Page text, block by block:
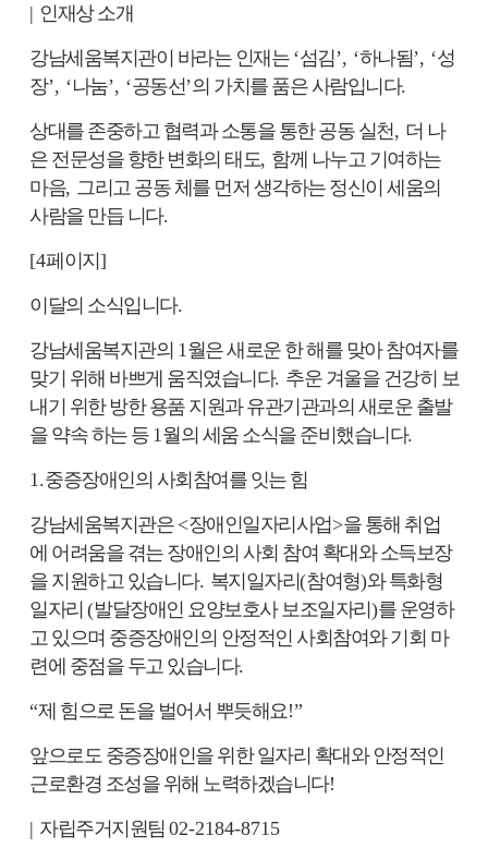
| 인재상 소개
강남세움복지관이 바라는 인재는 ‘섬김’, ‘하나됨’, ‘성
장’, ‘나눔’, ‘공동선’의 가치를 품은 사람입니다.
상대를 존중하고 협력과 소통을 통한 공동 실천, 더 나
은 전문성을 향한 변화의 태도, 함께 나누고 기여하는
마음, 그리고 공동 체를 먼저 생각하는 정신이 세움의
사람을 만듭 니다.
[4페이지]
이달의 소식입니다.
강남세움복지관의 1 월은 새로운 한 해를 맞아 참여자를
맞기 위해 바쁘게 움직였습니다. 추운 겨울을 건강히 보
내기 위한 방한 용품 지원과 유관기관과의 새로운 출발
을 약속 하는 등 1 월의 세움 소식을 준비했습니다.
1.중증장애인의 사회참여를 잇는 힘
강남세움복지관은 <장애인일자리사업>을 통해 취업
에 어려움을 겪는 장애인의 사회 참여 확대와 소득보장
을 지원하고 있습니다. 복지일자리(참여형)와 특화형
일자리 (발달장애인 요양보호사 보조일자리)를 운영하
고 있으며 중증장애인의 안정적인 사회참여와 기회 마
련에 중점을 두고 있습니다.
“제 힘으로 돈을 벌어서 뿌듯해요 !”
앞으로도 중증장애인을 위한 일자리 확대와 안정적인
근로환경 조성을 위해 노력하겠습니다!
| 자립주거지원팀 02-2184-8715